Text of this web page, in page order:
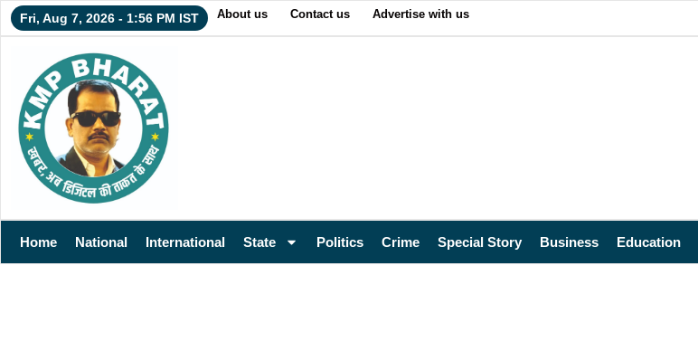
Fri, Aug 7, 2026 - 1:56 PM IST About us Contact us Advertise with us
Home National International State Politics Crime Special Story Business Education